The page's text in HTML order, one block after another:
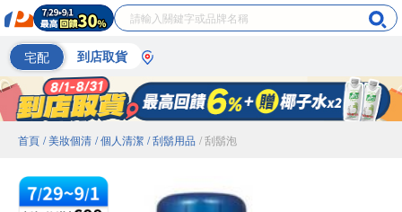
宅配 到店取貨
首頁 / 美妝個清 / 個人清潔 / 刮鬍用品 / 刮鬍泡